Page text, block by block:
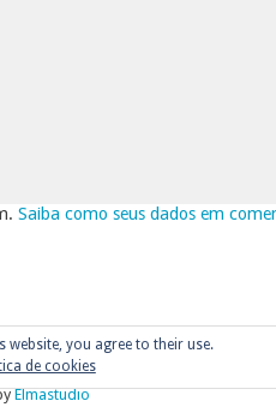
Saiba como seus dados em
Elmastudio
website, you agree to their use.
de cookies